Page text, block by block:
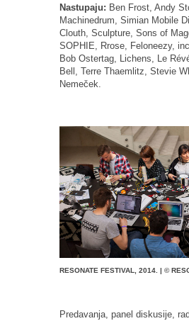
Nastupaju: Ben Frost, Andy
Machinedrum, Simian Mobile
Clouth, Sculpture, Sons of
SOPHIE, Rrose, Feloneezy,
Bob Ostertag, Lichens, Le
Bell, Terre Thaemlitz, Stevie
Nemeček.
RESONATE FESTIVAL, 2014. | ©
Predavanja, panel diskusije,